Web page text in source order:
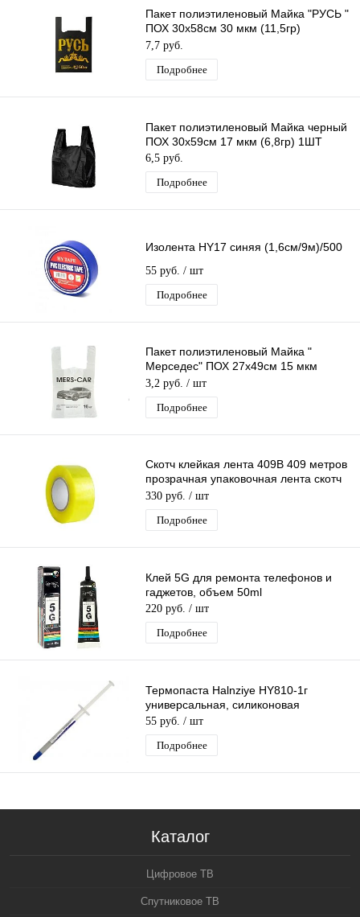
Пакет полиэтиленовый Майка "РУСЬ "
ПОХ 30х58см 30 мкм (11,5гр)
/50шт/750 шт*меш, 1ШТ.
7,7 руб.
Подробнее
Пакет полиэтиленовый Майка черный
ПОХ 30х59см 17 мкм (6,8гр) 1ШТ
6,5 руб.
Подробнее
Изолента HY17 синяя (1,6см/9м)/500
55 руб. / шт
Подробнее
Пакет полиэтиленовый Майка "
Мерседес" ПОХ 27х49см 15 мкм
(10гр) /100шт/1000 шт*меш
3,2 руб. / шт
Подробнее
Скотч клейкая лента 409B 409 метров
прозрачная упаковочная лента скотч
55мм х 409м
330 руб. / шт
Подробнее
Клей 5G для ремонта телефонов и
гаджетов, объем 50ml
220 руб. / шт
Подробнее
Термопаста Halnziye HY810-1г
универсальная, силиконовая
55 руб. / шт
Подробнее
Каталог
Цифровое ТВ
Спутниковое ТВ